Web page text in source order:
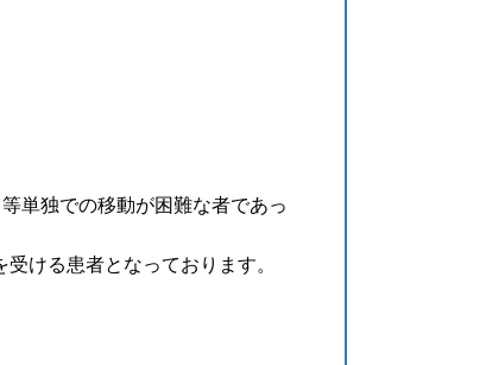
単独での移動が困難な者であっ
ける患者となっております。